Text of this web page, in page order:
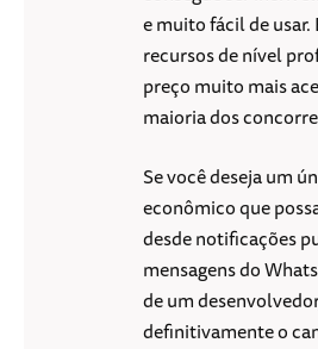
e muito fácil de usar.
recursos de nível
preço muito mais
maioria dos
Se você deseja um
econômico que
desde notificações
mensagens do
de um
definitivamente o